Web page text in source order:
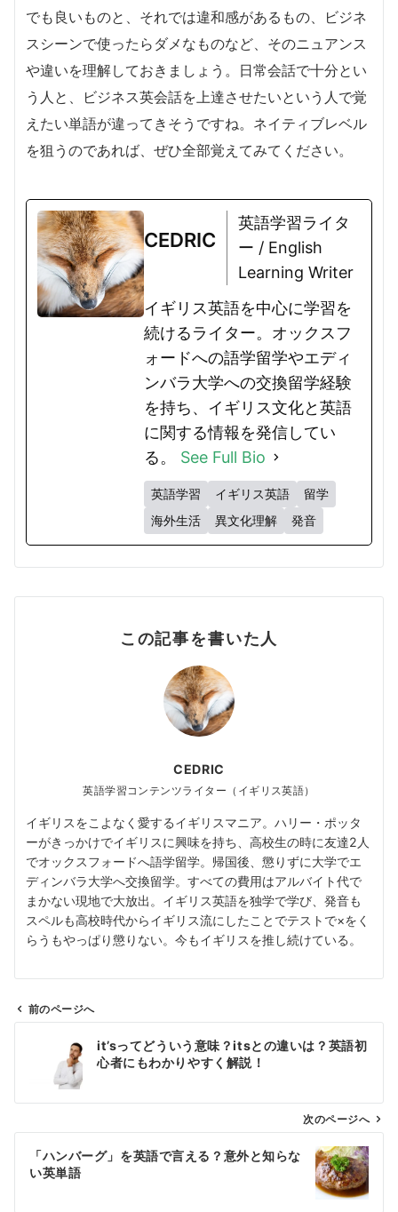
でも良いものと、それでは違和感があるもの、ビジネ
スシーンで使ったらダメなものなど、そのニュアンス
や違いを理解しておきましょう。日常会話で十分とい
う人と、ビジネス英会話を上達させたいという人で覚
えたい単語が違ってきそうですね。ネイティブレベル
を狙うのであれば、ぜひ全部覚えてみてください。
CEDRIC
英語学習ライタ
ー / English
Learning Writer
イギリス英語を中心に学習を
続けるライター。オックスフ
ォードへの語学留学やエディ
ンバラ大学への交換留学経験
を持ち、イギリス文化と英語
に関する情報を発信してい
る。 See Full Bio
英語学習 イギリス英語
留学
海外生活
異文化理解 発音
この記事を書いた人
CEDRIC
英語学習コンテンツライター（イギリス英語）
イギリスをこよなく愛するイギリスマニア。ハリー・ポッタ
ーがきっかけでイギリスに興味を持ち、高校生の時に友達2人
でオックスフォードへ語学留学。帰国後、懲りずに大学でエ
ディンバラ大学へ交換留学。すべての費用はアルバイト代で
まかない現地で大放出。イギリス英語を独学で学び、発音も
スペルも高校時代からイギリス流にしたことでテストで×をく
らうもやっぱり懲りない。今もイギリスを推し続けている。
前のページへ
it’sってどういう意味？itsとの違いは？英語初
心者にもわかりやすく解説！
次のページへ
「ハンバーグ」を英語で言える？意外と知らな
い英単語